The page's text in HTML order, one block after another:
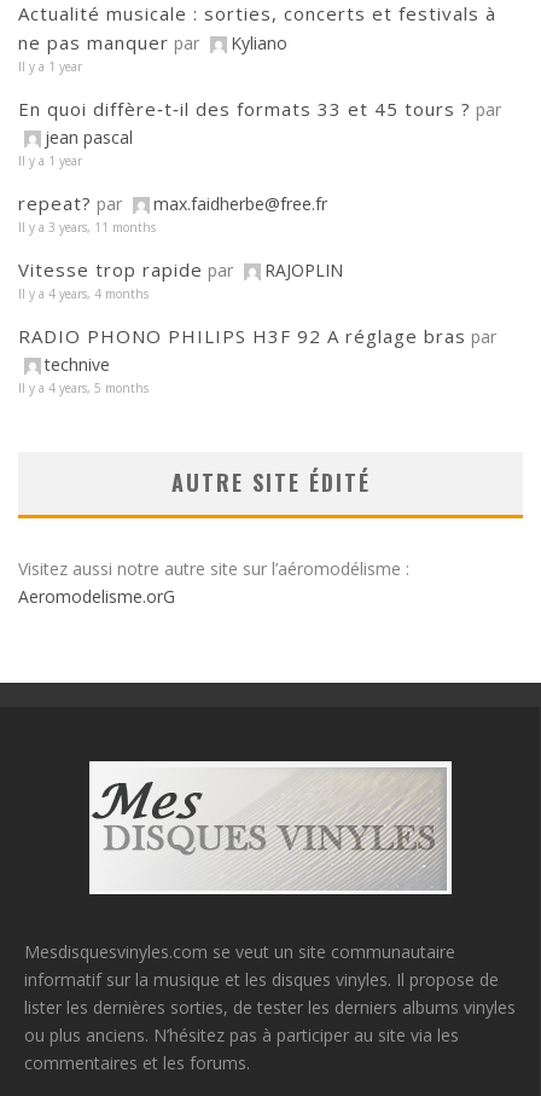
Actualité musicale : sorties, concerts et festivals à
ne pas manquer par Kyliano
Il y a 1 year
En quoi diffère‑t‑il des formats 33 et 45 tours ? par
jean pascal
Il y a 1 year
repeat? par max.faidherbe@free.fr
Il y a 3 years, 11 months
Vitesse trop rapide par RAJOPLIN
Il y a 4 years, 4 months
RADIO PHONO PHILIPS H3F 92 A réglage bras par
technive
Il y a 4 years, 5 months
AUTRE SITE ÉDITÉ
Visitez aussi notre autre site sur l’aéromodélisme :
Aeromodelisme.orG
Mesdisquesvinyles.com se veut un site communautaire
informatif sur la musique et les disques vinyles. Il propose de
lister les dernières sorties, de tester les derniers albums vinyles
ou plus anciens. N’hésitez pas à participer au site via les
commentaires et les forums.